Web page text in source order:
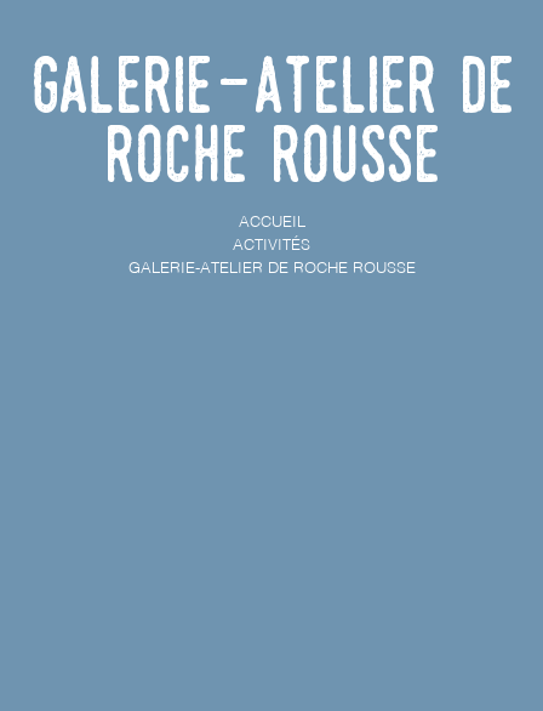
Galerie-Atelier de
Roche Rousse
ACCUEIL
ACTIVITÉS
GALERIE-ATELIER DE ROCHE ROUSSE